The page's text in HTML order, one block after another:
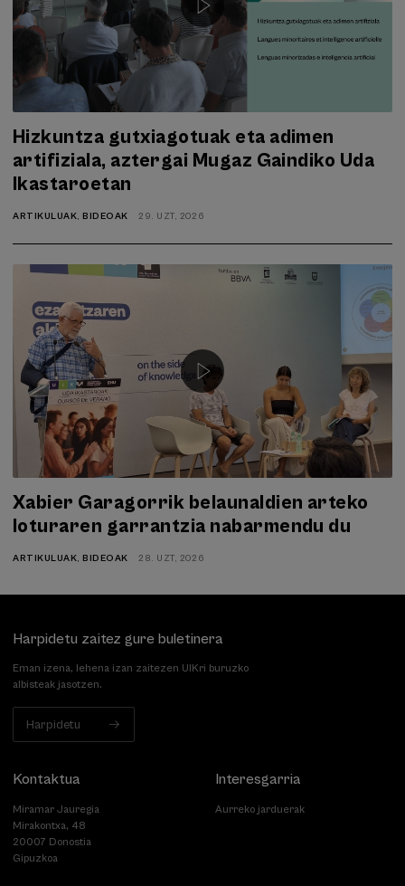
Hizkuntza gutxiagotuak eta adimen
artifiziala, aztergai Mugaz Gaindiko Uda
Ikastaroetan
ARTIKULUAK, BIDEOAK 29. UZT, 2026
Xabier Garagorrik belaunaldien arteko
loturaren garrantzia nabarmendu du
ARTIKULUAK,BIDEOAK 28. UZT, 2026
Harpidetu zaitez gure buletinera
Eman izena, lehena izan zaitezen UIKri buruzko
albisteak jasotzen.
Harpidetu
Kontaktua
Miramar Jauregia
Mirakontxa, 48
20007 Donostia
Gipuzkoa
Interesgarria
Aurreko jarduerak